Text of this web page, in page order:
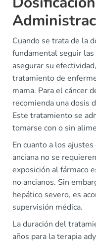
Cuando se trata de la
fundamental seguir las
asegurar su
tratamiento de
mama. Para el cáncer
recomienda una dosis
Este tratamiento se
tomarse con o sin
En cuanto a los
anciana no se
exposición al fármaco
no ancianos. Sin
hepático severo, es
supervisión médica.
La duración del
años para la terapia